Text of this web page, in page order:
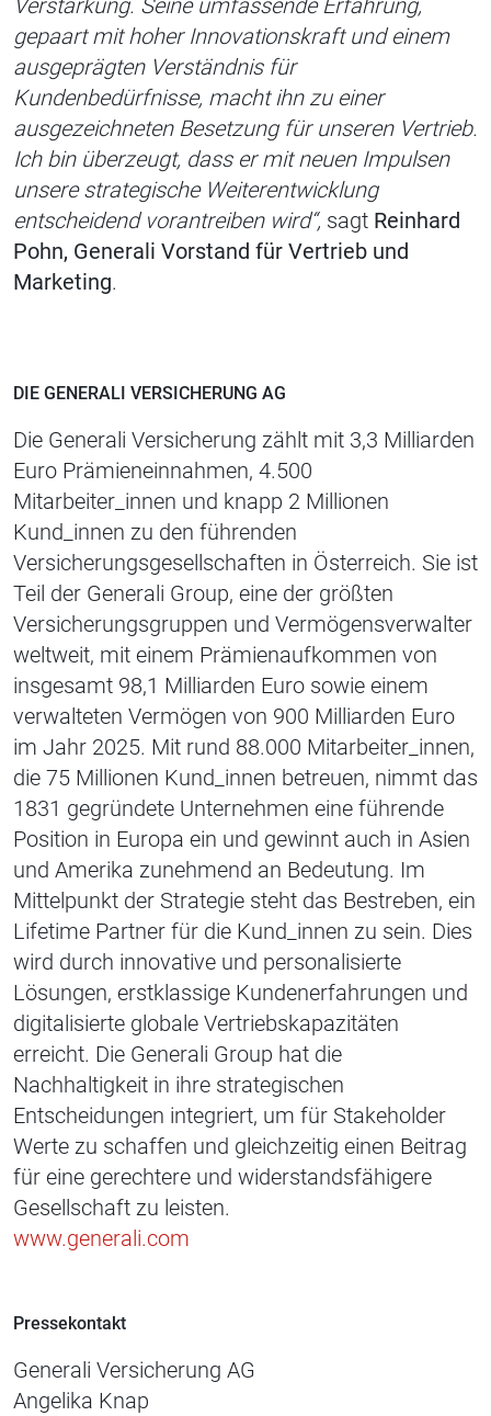
Verstärkung. Seine umfassende Erfahrung,
gepaart mit hoher Innovationskraft und einem
ausgeprägten Verständnis für
Kundenbedürfnisse, macht ihn zu einer
ausgezeichneten Besetzung für unseren Vertrieb.
Ich bin überzeugt, dass er mit neuen Impulsen
unsere strategische Weiterentwicklung
entscheidend vorantreiben wird“, sagt Reinhard
Pohn, Generali Vorstand für Vertrieb und
Marketing.
DIE GENERALI VERSICHERUNG AG
Die Generali Versicherung zählt mit 3,3 Milliarden
Euro Prämieneinnahmen, 4.500
Mitarbeiter_innen und knapp 2 Millionen
Kund_innen zu den führenden
Versicherungsgesellschaften in Österreich. Sie ist
Teil der Generali Group, eine der größten
Versicherungsgruppen und Vermögensverwalter
weltweit, mit einem Prämienaufkommen von
insgesamt 98,1 Milliarden Euro sowie einem
verwalteten Vermögen von 900 Milliarden Euro
im Jahr 2025. Mit rund 88.000 Mitarbeiter_innen,
die 75 Millionen Kund_innen betreuen, nimmt das
1831 gegründete Unternehmen eine führende
Position in Europa ein und gewinnt auch in Asien
und Amerika zunehmend an Bedeutung. Im
Mittelpunkt der Strategie steht das Bestreben, ein
Lifetime Partner für die Kund_innen zu sein. Dies
wird durch innovative und personalisierte
Lösungen, erstklassige Kundenerfahrungen und
digitalisierte globale Vertriebskapazitäten
erreicht. Die Generali Group hat die
Nachhaltigkeit in ihre strategischen
Entscheidungen integriert, um für Stakeholder
Werte zu schaffen und gleichzeitig einen Beitrag
für eine gerechtere und widerstandsfähigere
Gesellschaft zu leisten.
www.generali.com
Pressekontakt
Generali Versicherung AG
Angelika Knap